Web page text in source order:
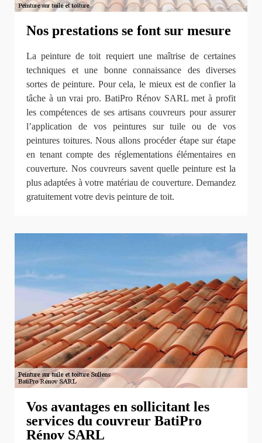
Nos prestations se font sur mesure
La peinture de toit requiert une maîtrise de certaines
techniques et une bonne connaissance des diverses
sortes de peinture. Pour cela, le mieux est de confier la
tâche à un vrai pro. BatiPro Rénov SARL met à profit
les compétences de ses artisans couvreurs pour assurer
l’application de vos peintures sur tuile ou de vos
peintures toitures. Nous allons procéder étape sur étape
en tenant compte des réglementations élémentaires en
couverture. Nos couvreurs savent quelle peinture est la
plus adaptées à votre matériau de couverture. Demandez
gratuitement votre devis peinture de toit.
Vos avantages en sollicitant les
services du couvreur BatiPro
Rénov SARL